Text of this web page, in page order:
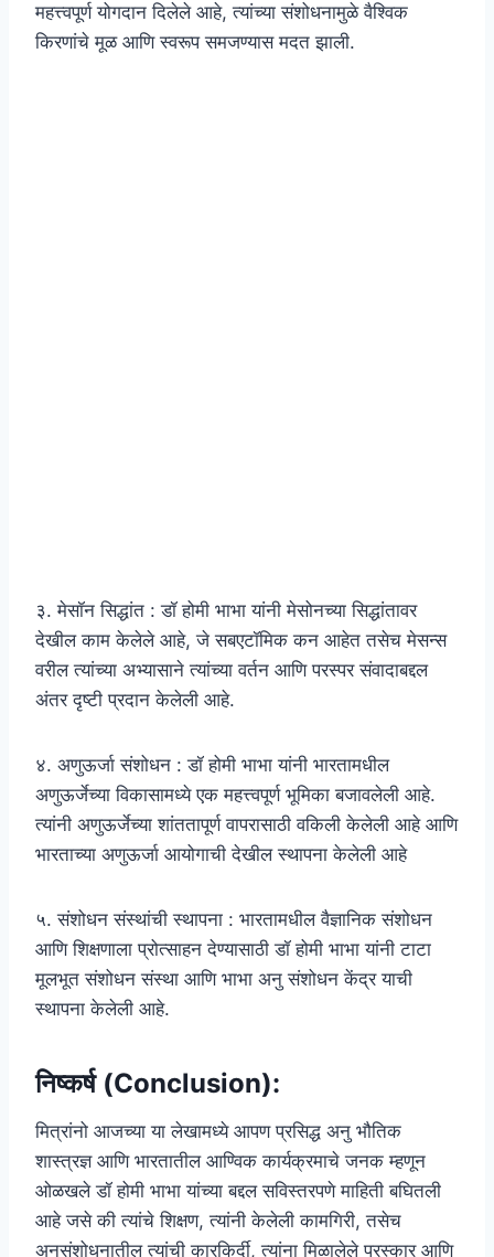
महत्त्वपूर्ण योगदान दिलेले आहे, त्यांच्या संशोधनामुळे वैश्विक
किरणांचे मूळ आणि स्वरूप समजण्यास मदत झाली.
३. मेसॉन सिद्धांत : डॉ होमी भाभा यांनी मेसोनच्या सिद्धांतावर
देखील काम केलेले आहे, जे सबएटॉमिक कन आहेत तसेच मेसन्स
वरील त्यांच्या अभ्यासाने त्यांच्या वर्तन आणि परस्पर संवादाबद्दल
अंतर दृष्टी प्रदान केलेली आहे.
४. अणुऊर्जा संशोधन : डॉ होमी भाभा यांनी भारतामधील
अणुऊर्जेच्या विकासामध्ये एक महत्त्वपूर्ण भूमिका बजावलेली आहे.
त्यांनी अणुऊर्जेच्या शांततापूर्ण वापरासाठी वकिली केलेली आहे आणि
भारताच्या अणुऊर्जा आयोगाची देखील स्थापना केलेली आहे
५. संशोधन संस्थांची स्थापना : भारतामधील वैज्ञानिक संशोधन
आणि शिक्षणाला प्रोत्साहन देण्यासाठी डॉ होमी भाभा यांनी टाटा
मूलभूत संशोधन संस्था आणि भाभा अनु संशोधन केंद्र याची
स्थापना केलेली आहे.
निष्कर्ष (Conclusion):
मित्रांनो आजच्या या लेखामध्ये आपण प्रसिद्ध अनु भौतिक
शास्त्रज्ञ आणि भारतातील आण्विक कार्यक्रमाचे जनक म्हणून
ओळखले डॉ होमी भाभा यांच्या बद्दल सविस्तरपणे माहिती बघितली
आहे जसे की त्यांचे शिक्षण, त्यांनी केलेली कामगिरी, तसेच
अनुसंशोधनातील त्यांची कारकिर्दी, त्यांना मिळालेले पुरस्कार आणि